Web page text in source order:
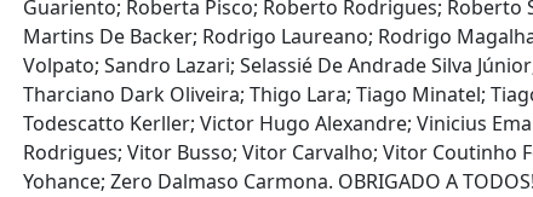
Guariento; Roberta Pisco; Roberto Rodrigues; Roberto
Martins De Backer; Rodrigo Laureano; Rodrigo
Volpato; Sandro Lazari; Selassié De Andrade Silva
Tharciano Dark Oliveira; Thigo Lara; Tiago Minatel;
Todescatto Kerller; Victor Hugo Alexandre; Vinicius
Rodrigues; Vitor Busso; Vitor Carvalho; Vitor Coutinho
Yohance; Zero Dalmaso Carmona. OBRIGADO A